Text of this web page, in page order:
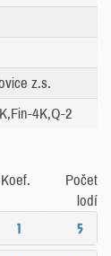
z.s.
4K,Q-2
Koef.
Počet
lodí
1
5